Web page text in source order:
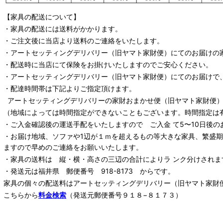
【家具の配送について】
・家具の配送には送料がかかります。
・ご注文後に当店より送料のご連絡をいたします。
・ アートセッティングデリバリー （旧ヤマト家財便） にてのお届けの
・配送時に当店にて保険をお掛けいたしますのでご安心ください。
・ アートセッティングデリバリー （旧ヤマト家財便） にてのお届けで
・配達時間帯は下記よりご指定頂けます。
アートセッティングデリバリーの家財おまかせ便 （旧ヤマト家財便
（地域によっては時間指定ができないこともございます。時間指定
・ご入金確認後の運送手配をいたしますので ご入金 て5〜10日後の
・お届け地域、ソファや1辺が１ｍを超えるもの等大きな家具、繁
ますので早めのご連絡をお願いいたします。
・家具の送料は 縦・横・高さの三辺の合計によりラ ンク分けされま
・発送元は福井県 郵便番号 918-8173 からです。
家具の個々の配送料はアートセッティングデリバリー （旧ヤマト家財
こちらから料金検索 （発送元郵便番号９１８−８１７３）